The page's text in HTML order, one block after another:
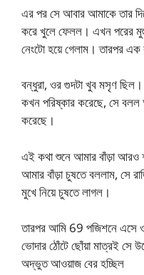
এর পর সে আবার আমাকে তার
করে খুলে ফেলল। এখন পরের
নেংটো হয়ে গেলাম। তারপর এক
বন্ধুরা, ওর গুদটা খুব মসৃণ
কখন পরিষ্কার করেছে, সে
করেছে।
এই কথা শুনে আমার বাঁড়া
আমার বাঁড়া চুষতে বললাম, সে
মুখে নিয়ে চুষতে লাগল।
তারপর আমি 69 পজিশনে এসে
ভোদার ঠোঁটে ছোঁয়া মাত্রই সে
অদ্ভুত আওয়াজ বের হচ্ছিল